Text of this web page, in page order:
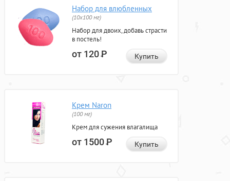
Набор для влюбленных
(10х100 мг)
Набор для двоих, добавь страсти
в постель!
от 120Р Купить
Крем Naron
(100 мг)
Крем для сужения влагалища
от 1500Р Купить